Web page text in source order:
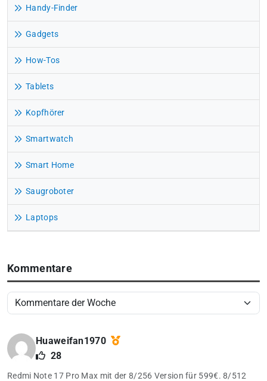
Handy-Finder
Gadgets
How-Tos
Tablets
Kopfhörer
Smartwatch
Smart Home
Saugroboter
Laptops
Kommentare
Huaweifan1970
28
Redmi Note 17 Pro Max mit der 8/256 Version für 599€. 8/512